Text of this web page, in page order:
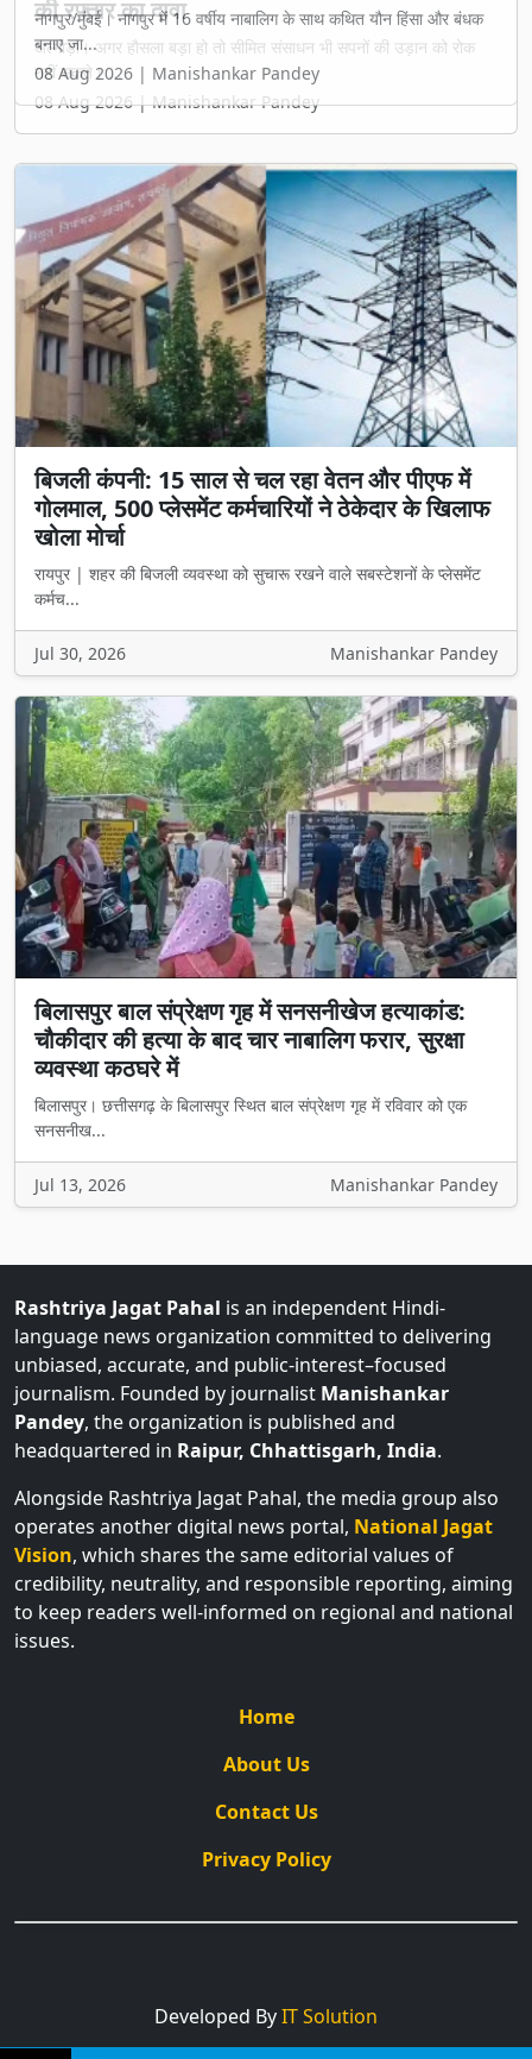
नागपुर/मुंबई। नागपुर में 16 वर्षीय नाबालिग के साथ कथित यौन हिंसा और बंधक
बनाए जा...
08 Aug 2026 | Manishankar Pandey
बिजली कंपनी: 15 साल से चल रहा वेतन और पीएफ में
गोलमाल, 500 प्लेसमेंट कर्मचारियों ने ठेकेदार के खिलाफ
खोला मोर्चा
रायपुर | शहर की बिजली व्यवस्था को सुचारू रखने वाले सबस्टेशनों के प्लेसमेंट
कर्मच...
बिलासपुर बाल संप्रेक्षण गृह में सनसनीखेज हत्याकांड:
चौकीदार की हत्या के बाद चार नाबालिग फरार, सुरक्षा
व्यवस्था कठघरे में
बिलासपुर। छत्तीसगढ़ के बिलासपुर स्थित बाल संप्रेक्षण गृह में रविवार को एक
सनसनीख...
Jul 13, 2026 Manishankar Pandey
language news organization committed to delivering
unbiased, accurate, and public-interest–focused
journalism. Founded by journalistManishankar
Pandey, the organization is published and
headquartered inRaipur, Chhattisgarh, India
Alongside Rashtriya Jagat Pahal, the media group also
operates another digital news portal,National Jagat
Vision, which shares the same editorial values of
credibility, neutrality, and responsible reporting, aiming
to keep readers well-informed on regional and national
issues.